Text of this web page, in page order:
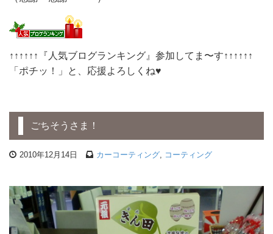
↑↑↑↑↑↑『人気ブログランキング』参加してま〜す↑↑↑↑↑↑
「ポチッ！」と、応援よろしくね♥
ごちそうさま！
2010年12月14日 カーコーティング, コーティング